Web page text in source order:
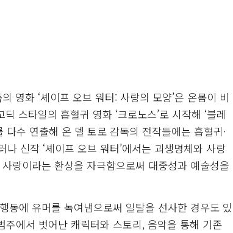
영화 ‘셰이프 오브 워터: 사랑의 모양’은 온몸이 비
스타일의 흡혈귀 영화 ‘크로노스’로 시작해 ‘블레
다수 연출해 온 델 토로 감독의 전작들에는 흡혈귀·
신작 ‘셰이프 오브 워터’에서는 괴생명체와 사랑
랑이라는 환상을 자극함으로써 대중성과 예술성을
동에 유머를 녹여냄으로써 일탈을 선사한 경우도 있
주에서 벗어난 캐릭터와 스토리, 음악을 통해 기존